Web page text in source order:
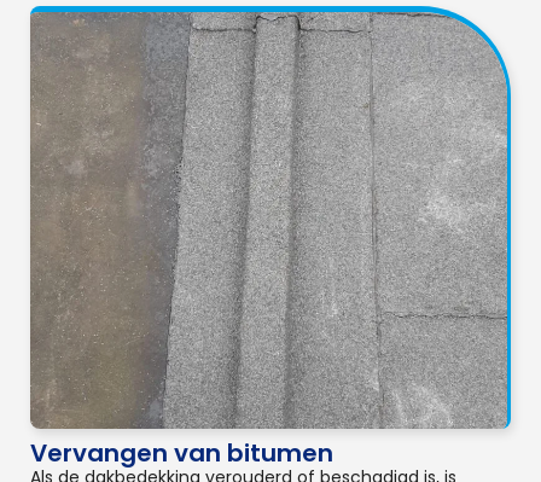
Vervangen van bitumen
Als de dakbedekking verouderd of beschadigd is, is